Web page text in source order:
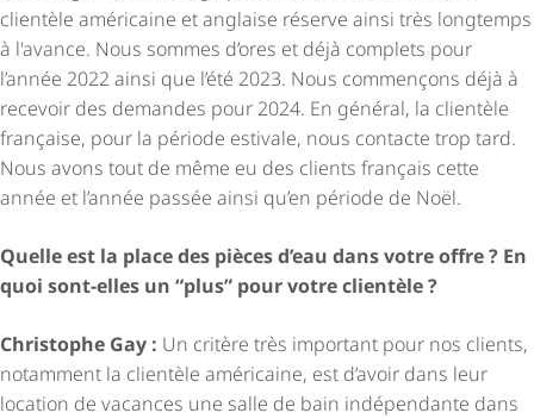
clientèle américaine et anglaise réserve ainsi très longtemps
à l'avance. Nous sommes d’ores et déjà complets pour
l’année 2022 ainsi que l’été 2023. Nous commençons déjà à
recevoir des demandes pour 2024. En général, la clientèle
française, pour la période estivale, nous contacte trop tard.
Nous avons tout de même eu des clients français cette
année et l’année passée ainsi qu’en période de Noël.
Quelle est la place des pièces d’eau dans votre offre ? En
quoi sont-elles un “plus” pour votre clientèle ?
Christophe Gay : Un critère très important pour nos clients,
notamment la clientèle américaine, est d’avoir dans leur
location de vacances une salle de bain indépendante dans